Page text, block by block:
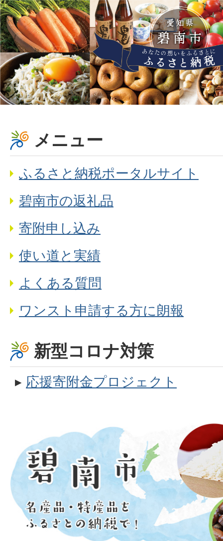
メニュー
ふるさと納税ポータルサイト
碧南市の返礼品
寄附申し込み
使い道と実績
よくある質問
ワンスト申請する方に朗報
新型コロナ対策
▸ 応援寄附金プロジェクト